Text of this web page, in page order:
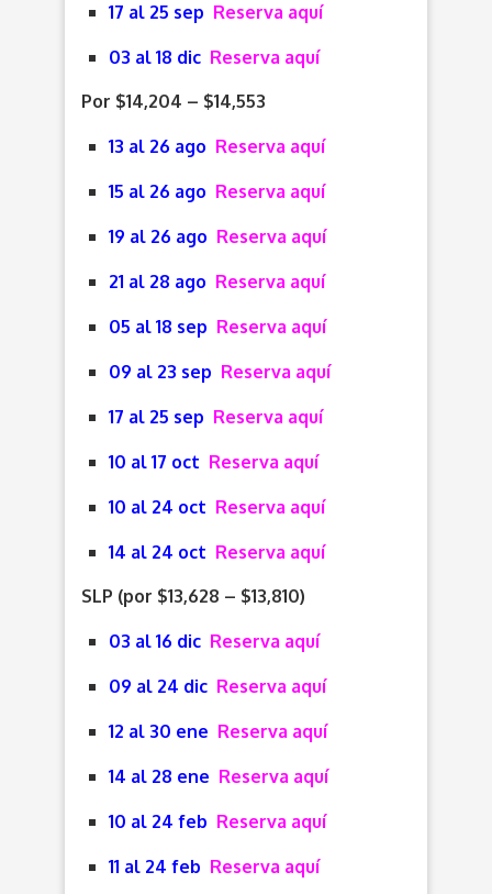
17 al 25 sep Reserva aquí
03 al 18 dic Reserva aquí
Por $14,204 – $14,553
13 al 26 ago Reserva aquí
15 al 26 ago Reserva aquí
19 al 26 ago Reserva aquí
21 al 28 ago Reserva aquí
05 al 18 sep Reserva aquí
09 al 23 sep Reserva aquí
17 al 25 sep Reserva aquí
10 al 17 oct Reserva aquí
10 al 24 oct Reserva aquí
14 al 24 oct Reserva aquí
SLP (por $13,628 – $13,810)
03 al 16 dic Reserva aquí
09 al 24 dic Reserva aquí
12 al 30 ene Reserva aquí
14 al 28 ene Reserva aquí
10 al 24 feb Reserva aquí
11 al 24 feb Reserva aquí